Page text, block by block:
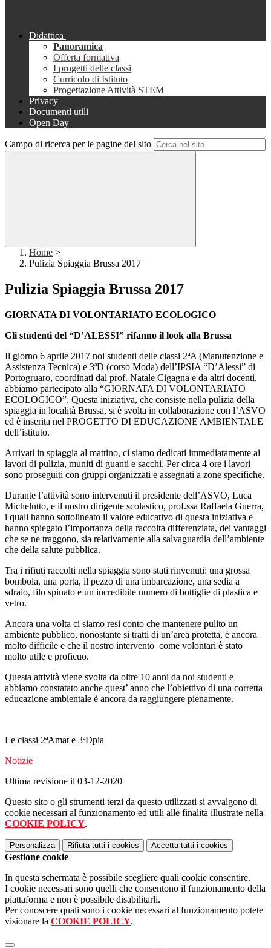
Didattica
Panoramica
Offerta formativa
I progetti delle classi
Curricolo di Istituto
Progettazione Attività STEM
Privacy
Documenti utili
Open Day
Campo di ricerca per le pagine del sito
Home >
Pulizia Spiaggia Brussa 2017
Pulizia Spiaggia Brussa 2017
GIORNATA DI VOLONTARIATO ECOLOGICO
Gli studenti del “D’ALESSI” rifanno il look alla Brussa
Il giorno 6 aprile 2017 noi studenti delle classi 2ªA (Manutenzione e
Assistenza Tecnica) e 3ªD (corso Moda) dell’IPSIA “D’Alessi” di
Portogruaro, coordinati dal prof. Natale Cigagna e da altri docenti,
abbiamo partecipato alla “GIORNATA DI VOLONTARIATO
ECOLOGICO”. Questa iniziativa, che consiste nella pulizia della
spiaggia in località Brussa, si è svolta in collaborazione con l’ASVO
ed è inserita nel PROGETTO DI EDUCAZIONE AMBIENTALE
dell’istituto.
Arrivati in spiaggia al mattino, ci siamo dedicati immediatamente ai
lavori di pulizia, muniti di guanti e sacchi. Per circa 4 ore i lavori
sono proseguiti con gruppi organizzati e assegnati a zone specifiche.
Durante l’attività sono intervenuti il presidente dell’ASVO, Luca
Michelutto, e il nostro dirigente scolastico, prof.ssa Raffaela Guerra,
i quali hanno sottolineato il valore educativo di questa iniziativa e
hanno spiegato l’importanza della raccolta differenziata, dei vantaggi
che se ne traggono, sia relativamente alla salvaguardia dell’ambiente
che della salute pubblica.
Tra i rifiuti raccolti nella spiaggia sono stati rinvenuti: una grossa
bombola, una porta, il pezzo di una imbarcazione, una sedia a
sdraio, filo spinato e un incredibile numero di bottiglie di plastica e
vetro.
Ancora una volta ci siamo resi conto che mantenere pulito un
ambiente pubblico, nonostante si tratti di un’area protetta, è ancora
molto difficile e che il nostro intervento come volontari è stato
molto utile e proficuo.
Questa attività viene svolta da oltre 10 anni da noi studenti e
abbiamo constatato anche quest’ anno che l’obiettivo di una corretta
educazione ambientale è ancora da raggiungere pienamente.
Le classi 2ªAmat e 3ªDpia
Notizie
Ultima revisione il 03-12-2020
Questo sito o gli strumenti terzi da questo utilizzati si avvalgono di
cookie necessari al funzionamento ed utili alle finalità illustrate nella
COOKIE POLICY.
Personalizza Rifiuta tutti i cookies Accetta tutti i cookies
Gestione cookie
In questa schermata è possibile scegliere quali cookie consentire.
I cookie necessari sono quelli che consentono il funzionamento della
piattaforma e non è possibile disabilitarli.
Per conoscere quali sono i cookie necessari al funzionamento potete
visionare la COOKIE POLICY.